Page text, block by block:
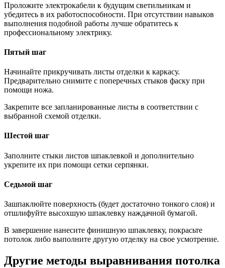
Проложите электрокабели к будущим светильникам и
убедитесь в их работоспособности. При отсутствии навыков
выполнения подобной работы лучше обратитесь к
профессиональному электрику.
Пятый шаг
Начинайте прикручивать листы отделки к каркасу.
Предварительно снимите с поперечных стыков фаску при
помощи ножа.
Закрепите все запланированные листы в соответствии с
выбранной схемой отделки.
Шестой шаг
Заполните стыки листов шпаклевкой и дополнительно
укрепите их при помощи сетки серпянки.
Седьмой шаг
Зашпаклюйте поверхность (будет достаточно тонкого слоя) и
отшлифуйте высохшую шпаклевку наждачной бумагой.
В завершение нанесите финишную шпаклевку, покрасьте
потолок либо выполните другую отделку на свое усмотрение.
Другие методы выравнивания потолка